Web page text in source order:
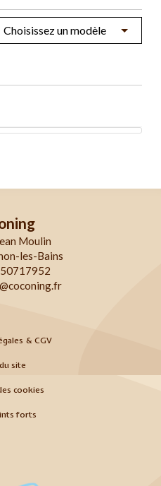
Moulin
les-Bains
& CGV
site
cookies
forts